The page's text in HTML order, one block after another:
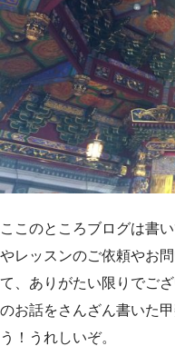
ここのところブログは書
やレッスンのご依頼やお
て、ありがたい限りでご
のお話をさんざん書いた
う！うれしいぞ。